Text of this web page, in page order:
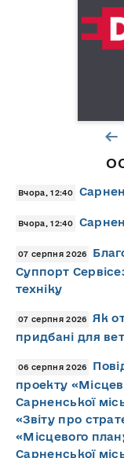
Вчора, 12:40
Вчора, 12:40
07 серпня 2026
Суппорт
техніку
07 серпня 2026
Як
придбані для
06 серпня 2026
проекту
Сарненської
«Звіту про
«Місцевого
Сарненської